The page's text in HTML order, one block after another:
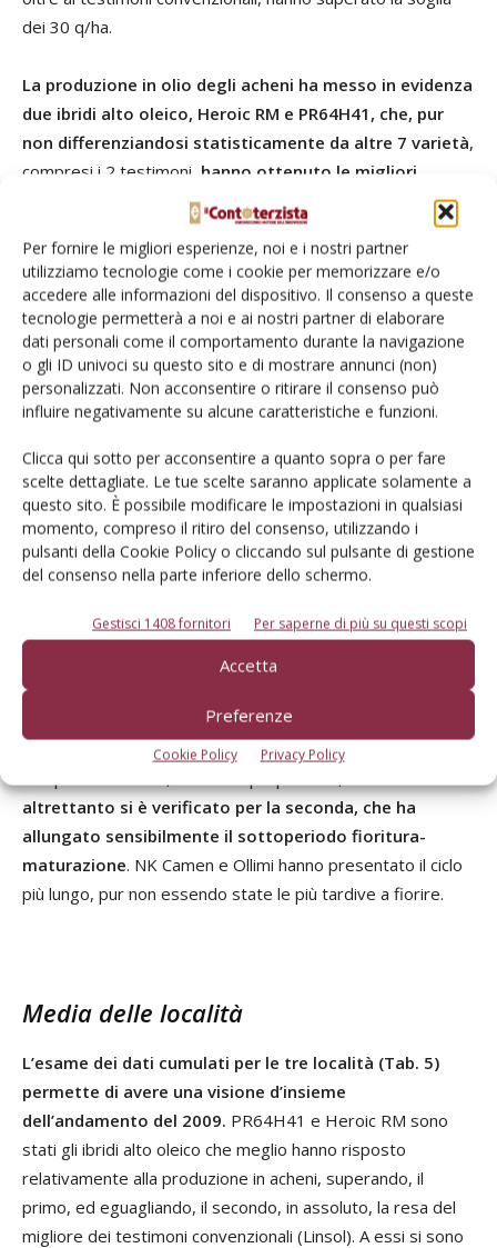
Per fornire le migliori esperienze, noi e i nostri partner
utilizziamo tecnologie come i cookie per memorizzare e/o
accedere alle informazioni del dispositivo. Il consenso a queste
tecnologie permetterà a noi e ai nostri partner di elaborare
dati personali come il comportamento durante la navigazione
o gli ID univoci su questo sito e di mostrare annunci (non)
personalizzati. Non acconsentire o ritirare il consenso può
influire negativamente su alcune caratteristiche e funzioni.
Clicca qui sotto per acconsentire a quanto sopra o per fare
scelte dettagliate. Le tue scelte saranno applicate solamente a
questo sito. È possibile modificare le impostazioni in qualsiasi
momento, compreso il ritiro del consenso, utilizzando i
pulsanti della Cookie Policy o cliccando sul pulsante di gestione
del consenso nella parte inferiore dello schermo.
Gestisci 1408 fornitori Per saperne di più su questi scopi
Accetta
Preferenze
Cookie Policy Privacy Policy
dei 30 q/ha.
La produzione in olio degli acheni ha messo in evidenza
due ibridi alto oleico, Heroic RM e PR64H41, che, pur
non differenziandosi statisticamente da altre 7 varietà,
compresi i 2 testimoni, hanno ottenuto le migliori
produzioni in assoluto, superando i 14 q/ha
dovuto principalmente all’influenza del tenore in olio,
componente fondamentale della resa, che ha sottolineato
una seppur minima diversificazione tra le varietà in prova:
solo cinque fra quelle dotate di elevata concentrazione di
acido oleico (LG 54.50, NK Camen, Oleko, PR64H41 e Mas
97.OL) hanno denotato un contenuto in olio superiore al
46%.
Heroic RM e LG 54.50 hanno presentato il più alto peso
medio degli acheni e Ollimi il più basso. Anche
relativamente all’altezza delle piante non c’è stata una
grossa differenziazione tra gli ibridi: in media la taglia è
risultata contenuta in un metro e mezzo e il più alto, LG
Heroic RM e Oleko sono le varietà con fioritura più
precoce, ma, mentre la prima ha mantenuto la
precocità con il più breve intervallo fioritura-
, risultando, insieme ad Arena PR,
altrettanto si è verificato per la seconda, che ha
allungato sensibilmente il sottoperiodo fioritura-
maturazione. NK Camen e Ollimi hanno presentato il ciclo
più lungo, pur non essendo state le più tardive a fiorire.
Media delle località
L’esame dei dati cumulati per le tre località (Tab. 5)
permette di avere una visione d’insieme
dell’andamento del 2009. PR64H41 e Heroic RM sono
stati gli ibridi alto oleico che meglio hanno risposto
relativamente alla produzione in acheni, superando, il
primo, ed eguagliando, il secondo, in assoluto, la resa del
migliore dei testimoni convenzionali (Linsol). A essi si sono